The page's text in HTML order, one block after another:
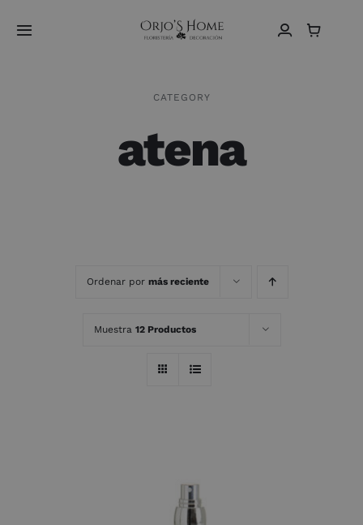
Toggle
Contacto
Español
CATEGORY
atena
Ordenar por más reciente
Muestra 12 Productos